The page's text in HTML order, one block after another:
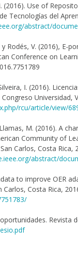
(2016). Use of
Tecnologías del
abstract/
y Rodés, V. (2016),
Conference on
I. (2016).
Universidad,
rcu/article/view/
M. (2016). A
Community of
Carlos, Costa Rica,
abstract/
to improve OER
Costa Rica,
Revista